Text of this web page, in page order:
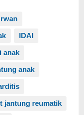
IDAI
anak
anak
jantung reumatik